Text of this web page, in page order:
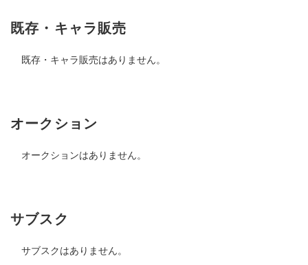
既存・キャラ販売
既存・キャラ販売はありません。
オークション
オークションはありません。
サブスク
サブスクはありません。